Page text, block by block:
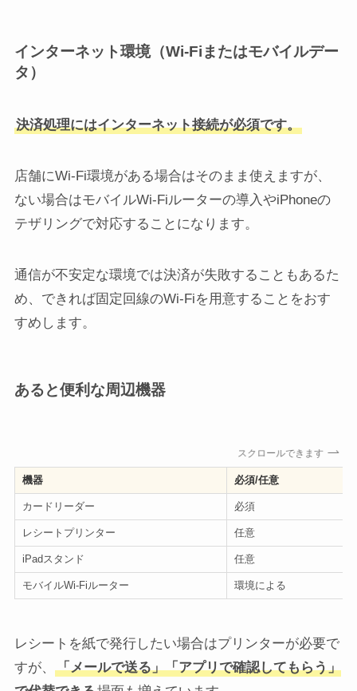
インターネット環境（Wi-Fiまたはモバイルデー
タ）
決済処理にはインターネット接続が必須です。
店舗にWi-Fi環境がある場合はそのまま使えますが、
ない場合はモバイルWi-Fiルーターの導入やiPhoneの
テザリングで対応することになります。
通信が不安定な環境では決済が失敗することもあるた
め、できれば固定回線のWi-Fiを用意することをおす
すめします。
あると便利な周辺機器
スクロールできます
機器 必須/任意
カードリーダー 必須
レシートプリンター 任意
iPadスタンド 任意
モバイルWi-Fiルーター 環境による
レシートを紙で発行したい場合はプリンターが必要で
すが、
「メールで送る」「アプリで確認してもらう」